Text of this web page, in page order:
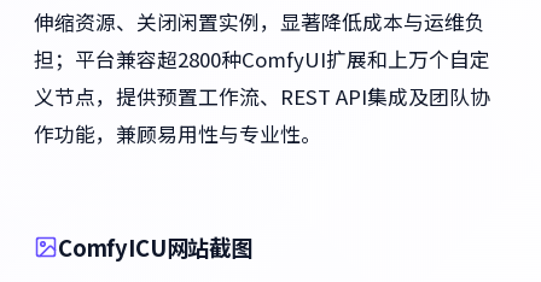
伸缩资源、关闭闲置实例，显著降低成本与运维负
担；平台兼容超2800种ComfyUI扩展和上万个自定
义节点，提供预置工作流、REST API集成及团队协
作功能，兼顾易用性与专业性。
ComfyICU网站截图